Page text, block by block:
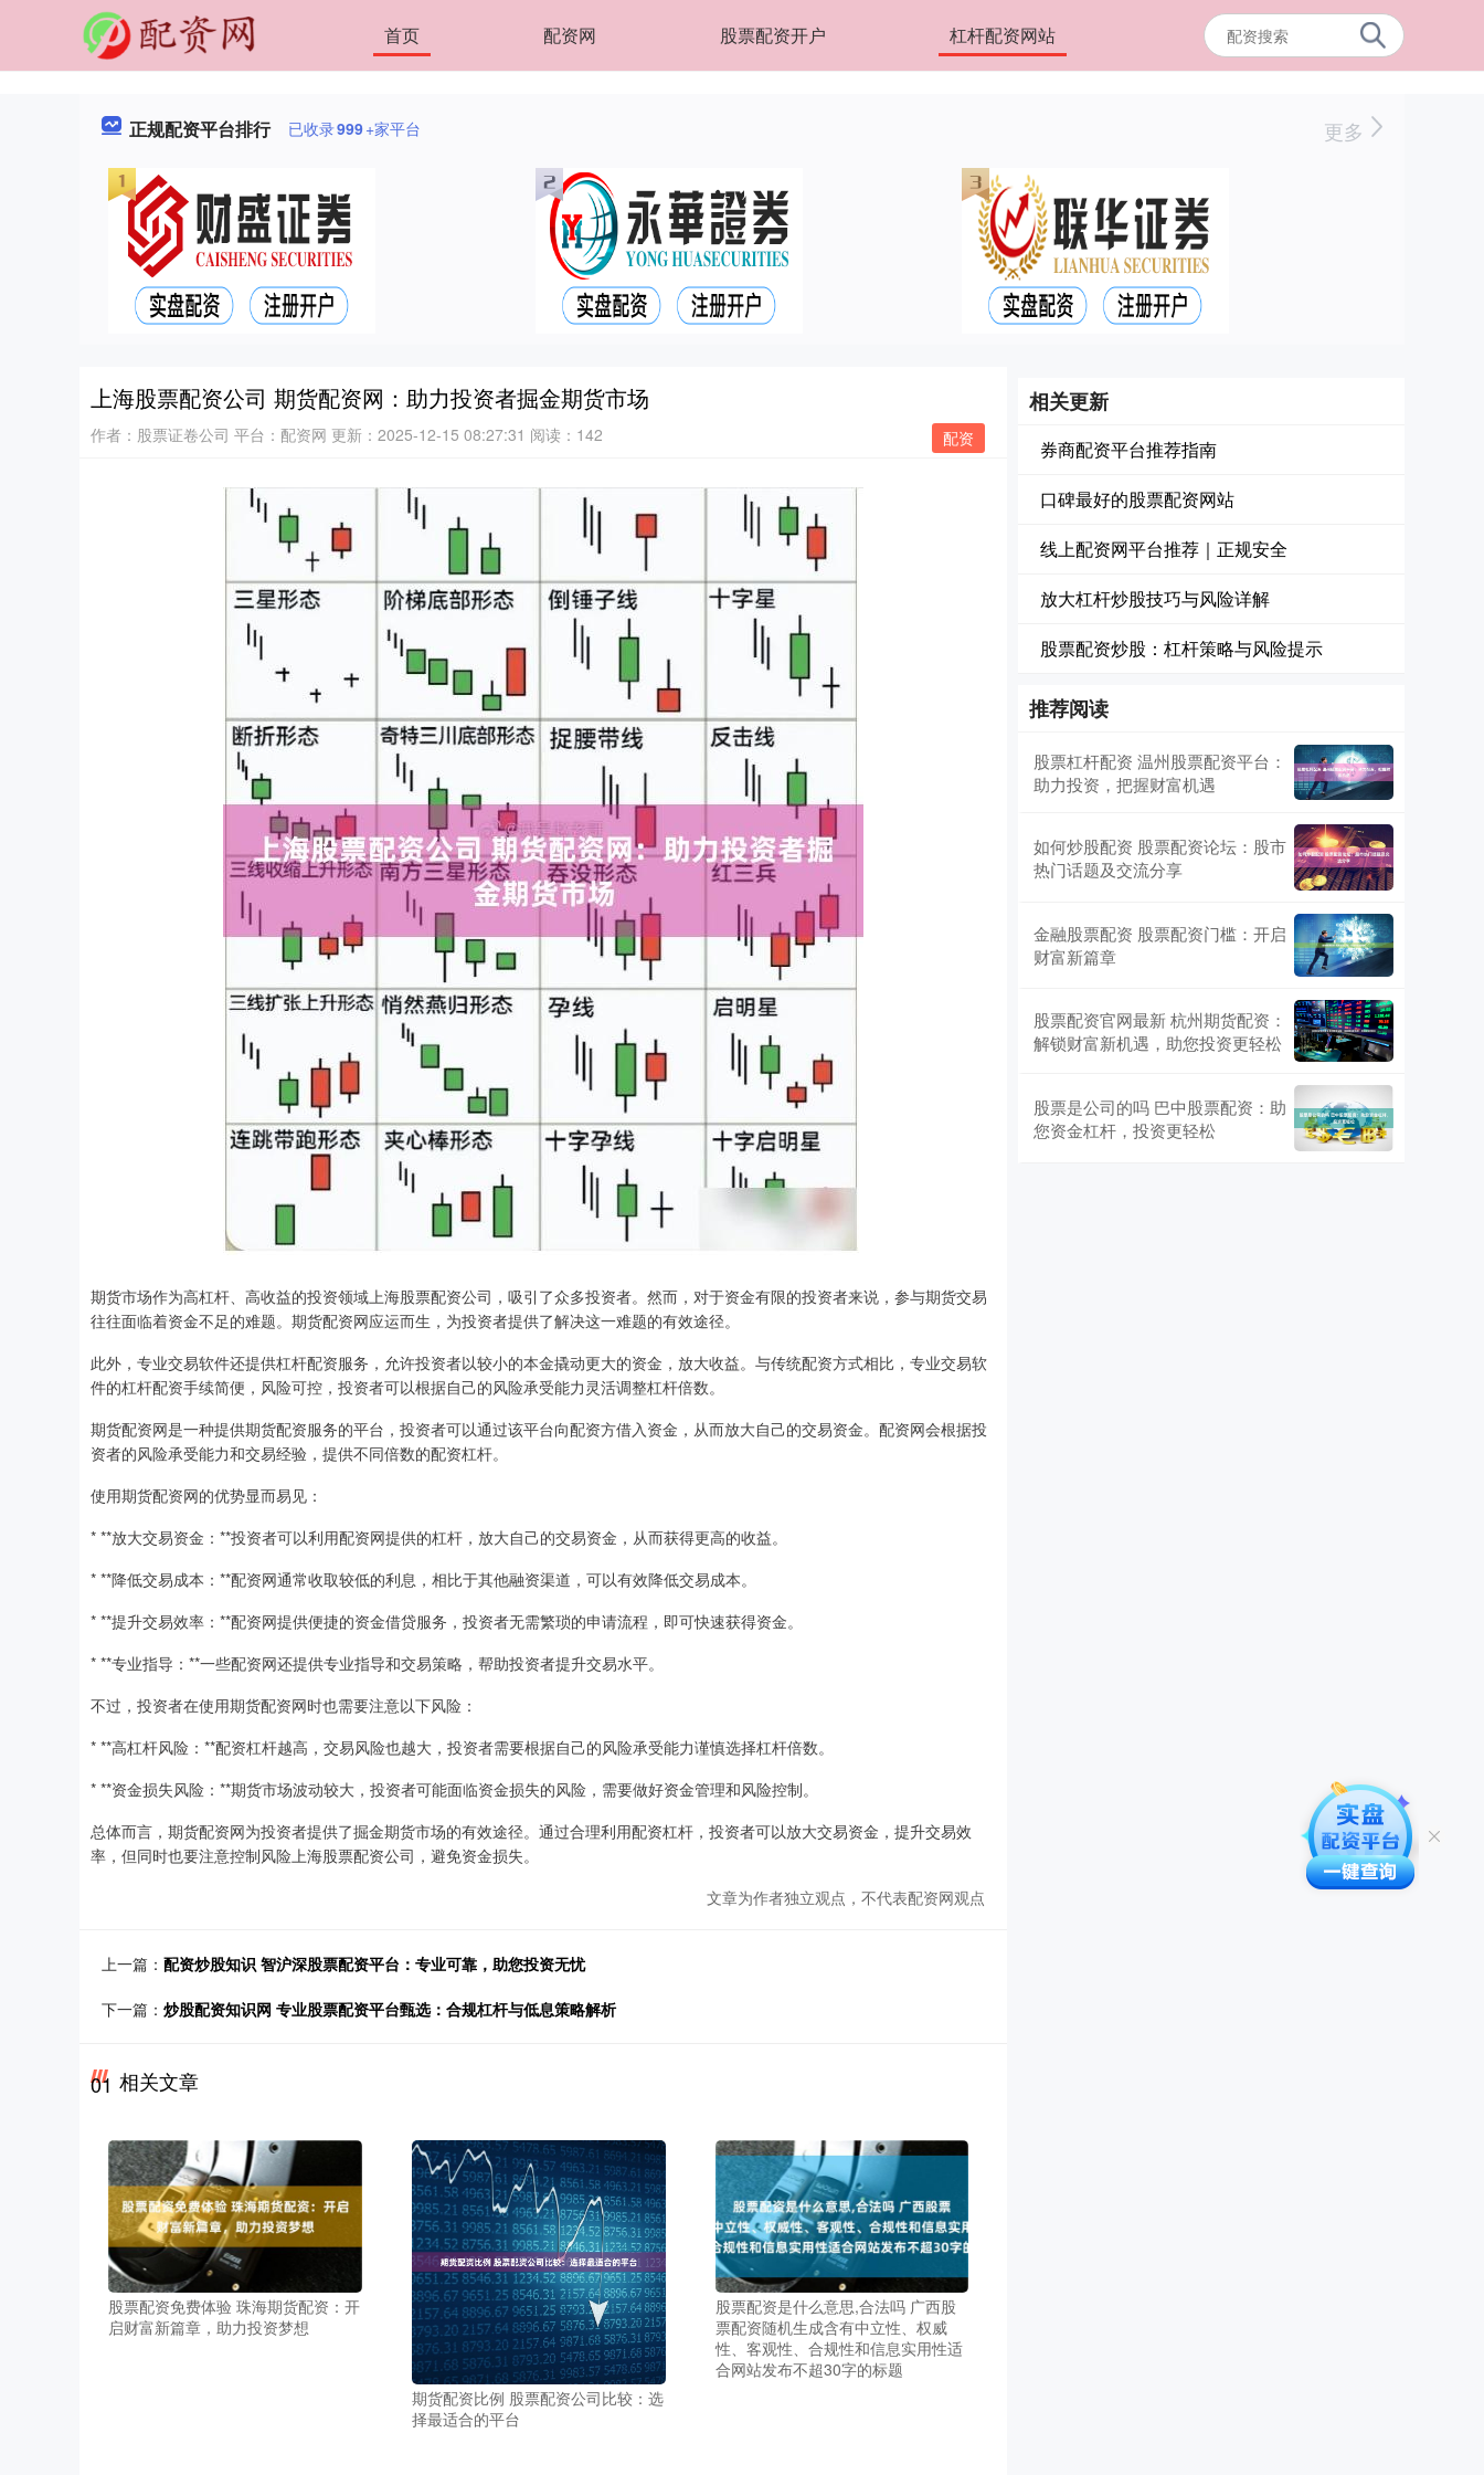
首页 配资网 股票配资开户 杠杆配资网站
正规配资平台排行 已收录999+家平台 更多
上海股票配资公司 期货配资网：助力投资者掘金期货市场
配资
作者：股票证卷公司 平台：配资网 更新：2025-12-15 08:27:31 阅读：142
期货市场作为高杠杆、高收益的投资领域上海股票配资公司，吸引了众多投资者。然而，对于资金有限的投资者来说，参与期货交易
往往面临着资金不足的难题。期货配资网应运而生，为投资者提供了解决这一难题的有效途径。
此外，专业交易软件还提供杠杆配资服务，允许投资者以较小的本金撬动更大的资金，放大收益。与传统配资方式相比，专业交易软
件的杠杆配资手续简便，风险可控，投资者可以根据自己的风险承受能力灵活调整杠杆倍数。
期货配资网是一种提供期货配资服务的平台，投资者可以通过该平台向配资方借入资金，从而放大自己的交易资金。配资网会根据投
资者的风险承受能力和交易经验，提供不同倍数的配资杠杆。
使用期货配资网的优势显而易见：
* **放大交易资金：**投资者可以利用配资网提供的杠杆，放大自己的交易资金，从而获得更高的收益。
* **降低交易成本：**配资网通常收取较低的利息，相比于其他融资渠道，可以有效降低交易成本。
* **提升交易效率：**配资网提供便捷的资金借贷服务，投资者无需繁琐的申请流程，即可快速获得资金。
* **专业指导：**一些配资网还提供专业指导和交易策略，帮助投资者提升交易水平。
不过，投资者在使用期货配资网时也需要注意以下风险：
* **高杠杆风险：**配资杠杆越高，交易风险也越大，投资者需要根据自己的风险承受能力谨慎选择杠杆倍数。
* **资金损失风险：**期货市场波动较大，投资者可能面临资金损失的风险，需要做好资金管理和风险控制。
总体而言，期货配资网为投资者提供了掘金期货市场的有效途径。通过合理利用配资杠杆，投资者可以放大交易资金，提升交易效
率，但同时也要注意控制风险上海股票配资公司，避免资金损失。
文章为作者独立观点，不代表配资网观点
上一篇： 配资炒股知识 智沪深股票配资平台：专业可靠，助您投资无忧
下一篇： 炒股配资知识网 专业股票配资平台甄选：合规杠杆与低息策略解析
01 相关文章
股票配资免费体验 珠海期货配资：开
启财富新篇章，助力投资梦想
期货配资比例 股票配资公司比较：选
择最适合的平台
股票配资是什么意思,合法吗 广西股
票配资随机生成含有中立性、权威
性、客观性、合规性和信息实用性适
合网站发布不超30字的标题
相关更新
券商配资平台推荐指南
口碑最好的股票配资网站
线上配资网平台推荐｜正规安全
放大杠杆炒股技巧与风险详解
股票配资炒股：杠杆策略与风险提示
推荐阅读
股票杠杆配资 温州股票配资平台：
助力投资，把握财富机遇
如何炒股配资 股票配资论坛：股市
热门话题及交流分享
金融股票配资 股票配资门槛：开启
财富新篇章
股票配资官网最新 杭州期货配资：
解锁财富新机遇，助您投资更轻松
股票是公司的吗 巴中股票配资：助
您资金杠杆，投资更轻松